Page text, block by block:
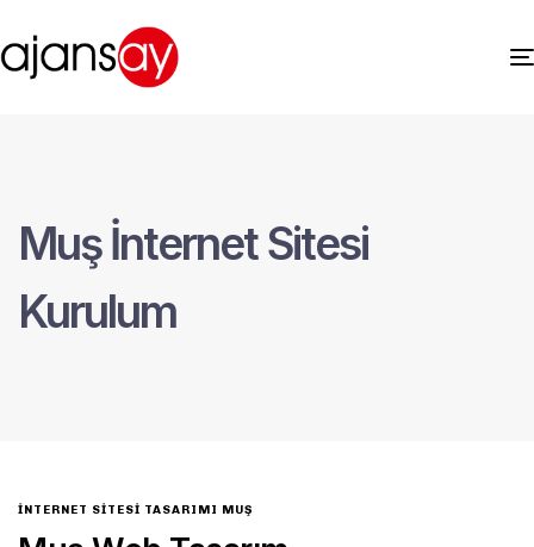
Muş İnternet Sitesi
Kurulum
INTERNET SITESI TASARIMI MUŞ